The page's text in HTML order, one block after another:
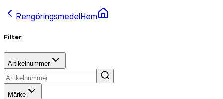
RengöringsmedelHem
Filter
Artikelnummer
Märke